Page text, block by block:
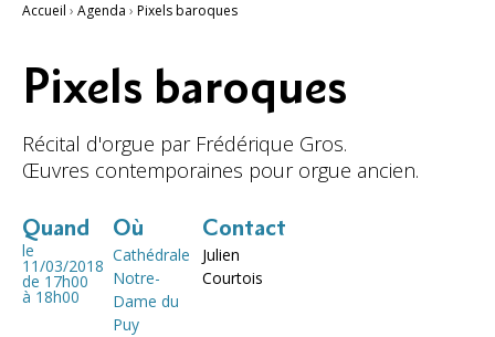
Accueil › Agenda › Pixels baroques
Pixels baroques
Récital d'orgue par Frédérique Gros.
Œuvres contemporaines pour orgue ancien.
Quand
le
11/03/2018
de 17h00
à 18h00
Où
Cathédrale
Notre-
Dame du
Puy
Contact
Julien
Courtois